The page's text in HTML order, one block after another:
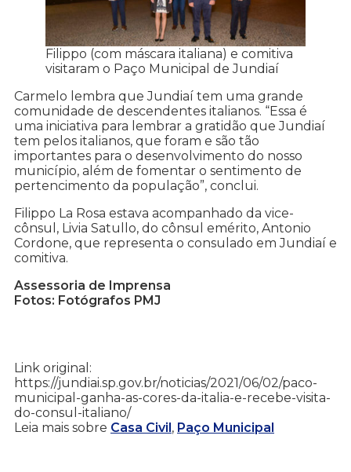
Filippo (com máscara italiana) e comitiva
visitaram o Paço Municipal de Jundiaí
Carmelo lembra que Jundiaí tem uma grande
comunidade de descendentes italianos. “Essa é
uma iniciativa para lembrar a gratidão que Jundiaí
tem pelos italianos, que foram e são tão
importantes para o desenvolvimento do nosso
município, além de fomentar o sentimento de
pertencimento da população”, conclui.
Filippo La Rosa estava acompanhado da vice-
cônsul, Livia Satullo, do cônsul emérito, Antonio
Cordone, que representa o consulado em Jundiaí e
comitiva.
Assessoria de Imprensa
Fotos: Fotógrafos PMJ
Link original:
https://jundiai.sp.gov.br/noticias/2021/06/02/paco-
municipal-ganha-as-cores-da-italia-e-recebe-visita-
do-consul-italiano/
Leia mais sobre Casa Civil , Paço Municipal